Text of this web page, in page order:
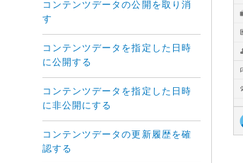
コンテンツデータの公開を取り消
す
コンテンツデータを指定した日時
に公開する
コンテンツデータを指定した日時
に非公開にする
コンテンツデータの更新履歴を確
認する